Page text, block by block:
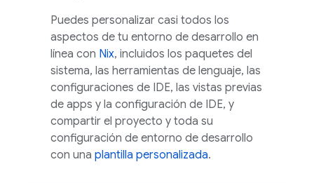
Puedes personalizar casi todos los
aspectos de tu entorno de desarrollo en
línea con Nix, incluidos los paquetes del
sistema, las herramientas de lenguaje, las
configuraciones de IDE, las vistas previas
de apps y la configuración de IDE, y
compartir el proyecto y toda su
configuración de entorno de desarrollo
con una plantilla personalizada.